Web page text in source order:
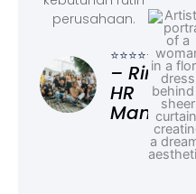
perusahaan.
⭐⭐⭐⭐⭐
– Rina,
HR
Manager